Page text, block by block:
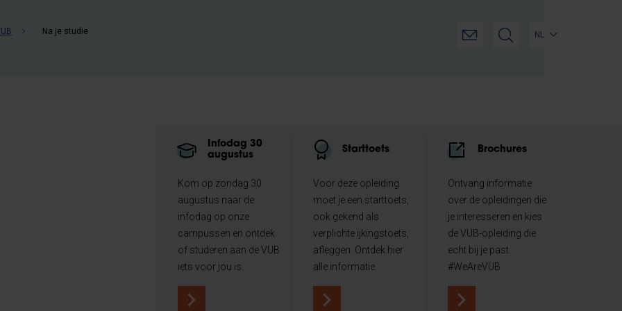
Na je studie NL
Infodag 30
augustus
Kom op zondag 30
augustus naar de
infodag op onze
campussen en ontdek
of studeren aan de VUB
iets voor jou is.
Starttoets
Voor deze opleiding
moet je een starttoets,
ook gekend als
verplichte ijkingstoets,
afleggen. Ontdek hier
alle informatie.
Brochures
Ontvang informatie
over de opleidingen die
je interesseren en kies
de VUB-opleiding die
echt bij je past.
#WeAreVUB